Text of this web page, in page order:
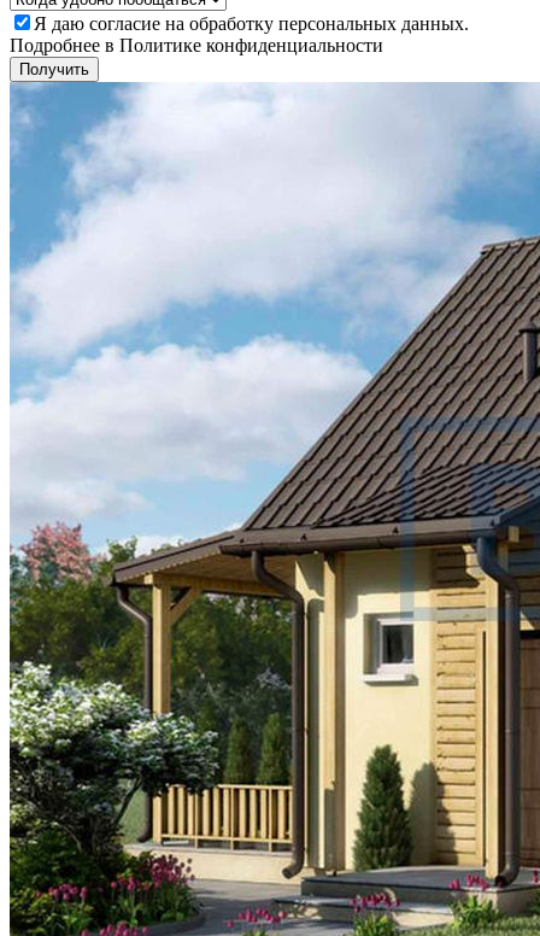
Я даю согласие на обработку персональных данных.
Подробнее в Политике конфиденциальности
Получить